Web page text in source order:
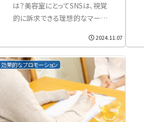
は？美容室にとってSNSは、視覚
的に訴求できる理想的なマーケ
InstagramやTikTokなどのSNS
では、ヘアスタイルの写真やビフ
ォーアフターを見せることで、集客
に結びつけることが可能です。
2024.11.07
効果的なプロモーション